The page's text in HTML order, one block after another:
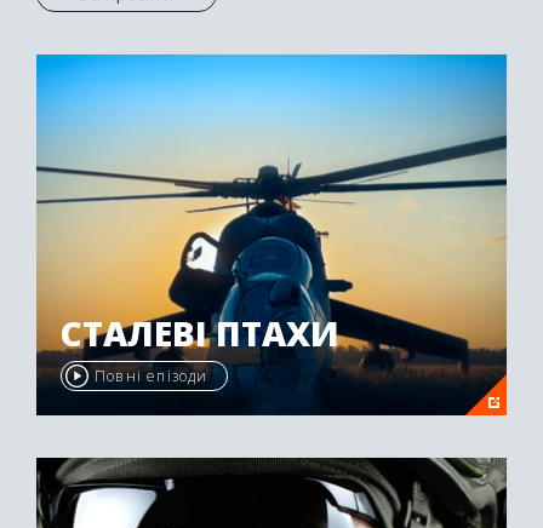
Осетії був нагороджений другою премією
СТАЛЕВІ ПТАХИ
Повні епізоди